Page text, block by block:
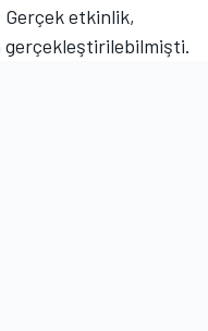
etkinlik,
gerçekleştirilebilmişti.